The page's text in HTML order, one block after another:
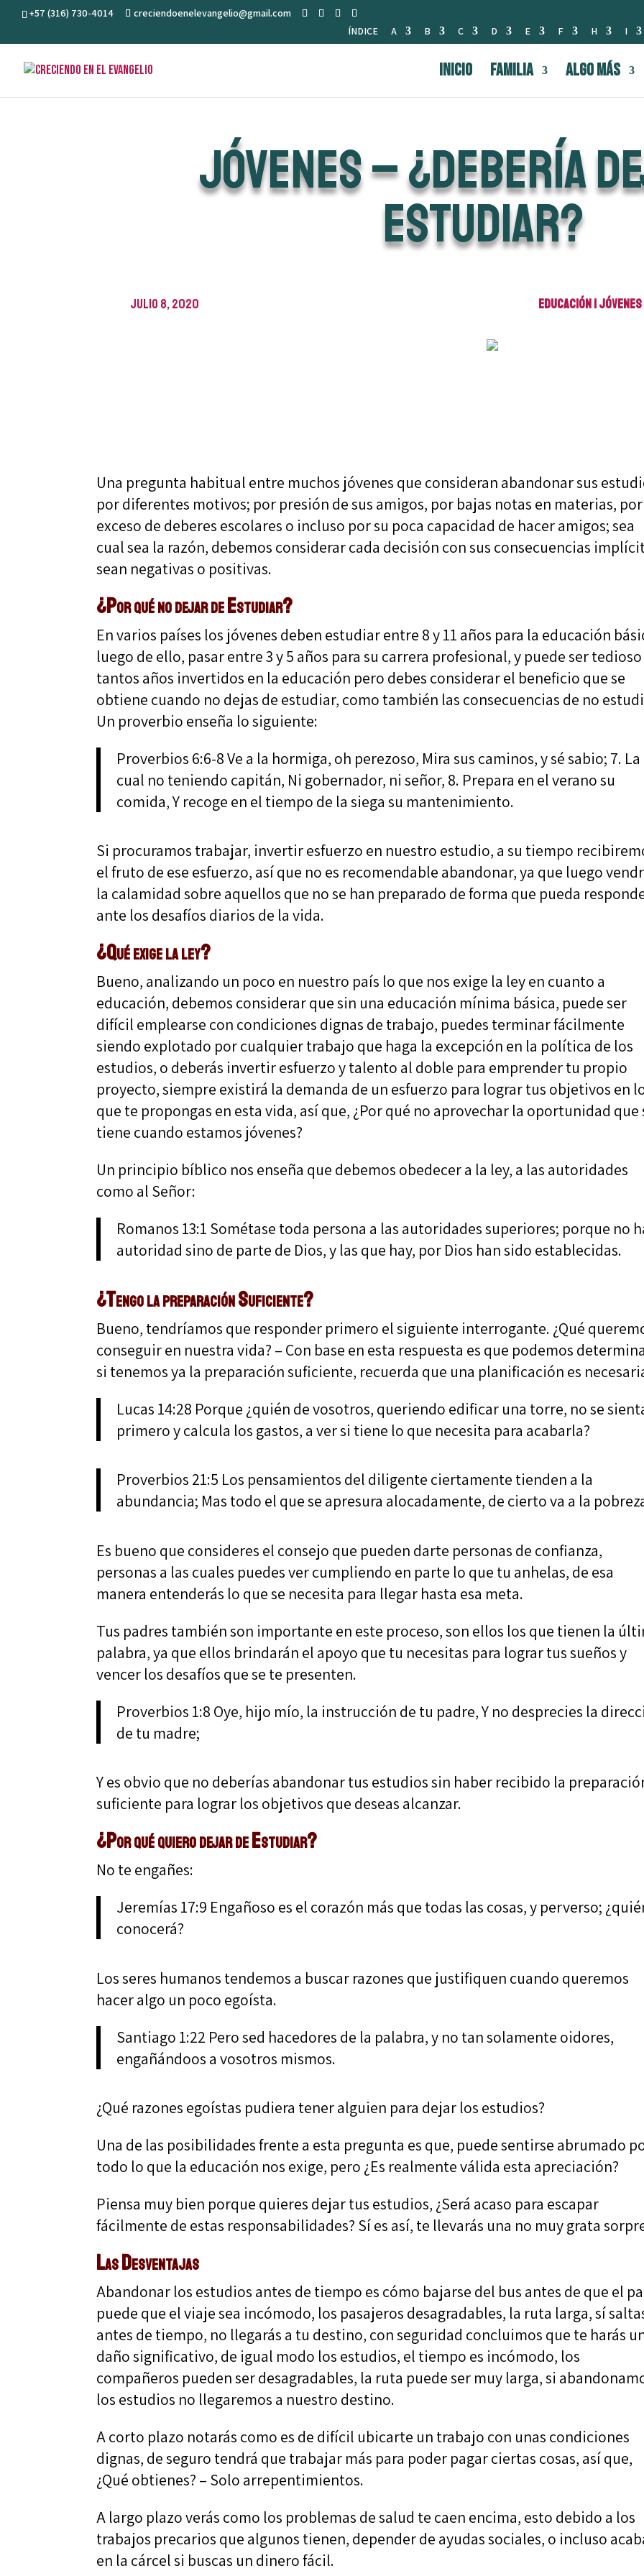
+57 (316) 730-4014
creciendoenelevangelio@gmail.com
ÍNDICE
A B C D E F H I
INICIO FAMILIA Algo Más
JÓVENES – ¿DEBERÍA
ESTUDIAR?
julio 8, 2020 Educación|Jóvenes
Una pregunta habitual entre muchos jóvenes que consideran abandonar sus
por diferentes motivos; por presión de sus amigos, por bajas notas en materias, por
exceso de deberes escolares o incluso por su poca capacidad de hacer amigos; sea
cual sea la razón, debemos considerar cada decisión con sus consecuencias
sean negativas o positivas.
¿Por qué no dejar de Estudiar?
En varios países los jóvenes deben estudiar entre 8 y 11 años para la educación
luego de ello, pasar entre 3 y 5 años para su carrera profesional, y puede ser tedioso
tantos años invertidos en la educación pero debes considerar el beneficio que se
obtiene cuando no dejas de estudiar, como también las consecuencias de no
Un proverbio enseña lo siguiente:
Proverbios 6:6-8 Ve a la hormiga, oh perezoso, Mira sus caminos, y sé sabio; 7. La
cual no teniendo capitán, Ni gobernador, ni señor, 8. Prepara en el verano su
comida, Y recoge en el tiempo de la siega su mantenimiento.
Si procuramos trabajar, invertir esfuerzo en nuestro estudio, a su tiempo
el fruto de ese esfuerzo, así que no es recomendable abandonar, ya que luego
la calamidad sobre aquellos que no se han preparado de forma que pueda
ante los desafíos diarios de la vida.
¿Qué exige la ley?
Bueno, analizando un poco en nuestro país lo que nos exige la ley en cuanto a
educación, debemos considerar que sin una educación mínima básica, puede ser
difícil emplearse con condiciones dignas de trabajo, puedes terminar fácilmente
siendo explotado por cualquier trabajo que haga la excepción en la política de los
estudios, o deberás invertir esfuerzo y talento al doble para emprender tu propio
proyecto, siempre existirá la demanda de un esfuerzo para lograr tus objetivos en
que te propongas en esta vida, así que, ¿Por qué no aprovechar la oportunidad que
tiene cuando estamos jóvenes?
Un principio bíblico nos enseña que debemos obedecer a la ley, a las autoridades
como al Señor:
Romanos 13:1 Sométase toda persona a las autoridades superiores; porque no
autoridad sino de parte de Dios, y las que hay, por Dios han sido establecidas.
¿Tengo la preparación Suficiente?
Bueno, tendríamos que responder primero el siguiente interrogante. ¿Qué
conseguir en nuestra vida? – Con base en esta respuesta es que podemos
si tenemos ya la preparación suficiente, recuerda que una planificación es
Lucas 14:28 Porque ¿quién de vosotros, queriendo edificar una torre, no se
primero y calcula los gastos, a ver si tiene lo que necesita para acabarla?
Proverbios 21:5 Los pensamientos del diligente ciertamente tienden a la
abundancia; Mas todo el que se apresura alocadamente, de cierto va a la
Es bueno que consideres el consejo que pueden darte personas de confianza,
personas a las cuales puedes ver cumpliendo en parte lo que tu anhelas, de esa
manera entenderás lo que se necesita para llegar hasta esa meta.
Tus padres también son importante en este proceso, son ellos los que tienen la
palabra, ya que ellos brindarán el apoyo que tu necesitas para lograr tus sueños y
vencer los desafíos que se te presenten.
Proverbios 1:8 Oye, hijo mío, la instrucción de tu padre, Y no desprecies la
de tu madre;
Y es obvio que no deberías abandonar tus estudios sin haber recibido la
suficiente para lograr los objetivos que deseas alcanzar.
¿Por qué quiero dejar de Estudiar?
No te engañes:
Jeremías 17:9 Engañoso es el corazón más que todas las cosas, y perverso;
conocerá?
Los seres humanos tendemos a buscar razones que justifiquen cuando queremos
hacer algo un poco egoísta.
Santiago 1:22 Pero sed hacedores de la palabra, y no tan solamente oidores,
engañándoos a vosotros mismos.
¿Qué razones egoístas pudiera tener alguien para dejar los estudios?
Una de las posibilidades frente a esta pregunta es que, puede sentirse abrumado
todo lo que la educación nos exige, pero ¿Es realmente válida esta apreciación?
Piensa muy bien porque quieres dejar tus estudios, ¿Será acaso para escapar
fácilmente de estas responsabilidades? Sí es así, te llevarás una no muy grata
Las Desventajas
Abandonar los estudios antes de tiempo es cómo bajarse del bus antes de que el
puede que el viaje sea incómodo, los pasajeros desagradables, la ruta larga, sí
antes de tiempo, no llegarás a tu destino, con seguridad concluimos que te harás
daño significativo, de igual modo los estudios, el tiempo es incómodo, los
compañeros pueden ser desagradables, la ruta puede ser muy larga, si
los estudios no llegaremos a nuestro destino.
A corto plazo notarás como es de difícil ubicarte un trabajo con unas condiciones
dignas, de seguro tendrá que trabajar más para poder pagar ciertas cosas, así que,
¿Qué obtienes? – Solo arrepentimientos.
A largo plazo verás como los problemas de salud te caen encima, esto debido a los
trabajos precarios que algunos tienen, depender de ayudas sociales, o incluso
en la cárcel si buscas un dinero fácil.